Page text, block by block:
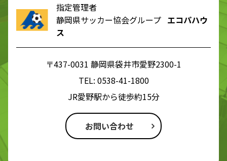
指定管理者
静岡県サッカー協会グループ エコパハウ
ス
〒437-0031 静岡県袋井市愛野2300-1
TEL: 0538-41-1800
JR愛野駅から徒歩約15分
お問い合わせ